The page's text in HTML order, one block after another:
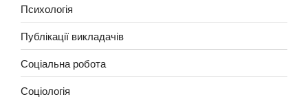
Психологія
Публікації викладачів
Соціальна робота
Соціологія